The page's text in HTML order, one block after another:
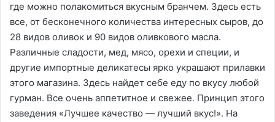
где можно полакомиться вкусным бранчем. Здесь есть
все, от бесконечного количества интересных сыров, до
28 видов оливок и 90 видов оливкового масла.
Различные сладости, мед, мясо, орехи и специи, и
другие импортные деликатесы ярко украшают прилавки
этого магазина. Здесь найдет себе еду по вкусу любой
гурман. Все очень аппетитное и свежее. Принцип этого
заведения «Лучшее качество — лучший вкус!». На